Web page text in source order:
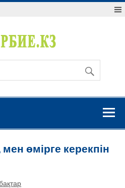
өмірге керекпін